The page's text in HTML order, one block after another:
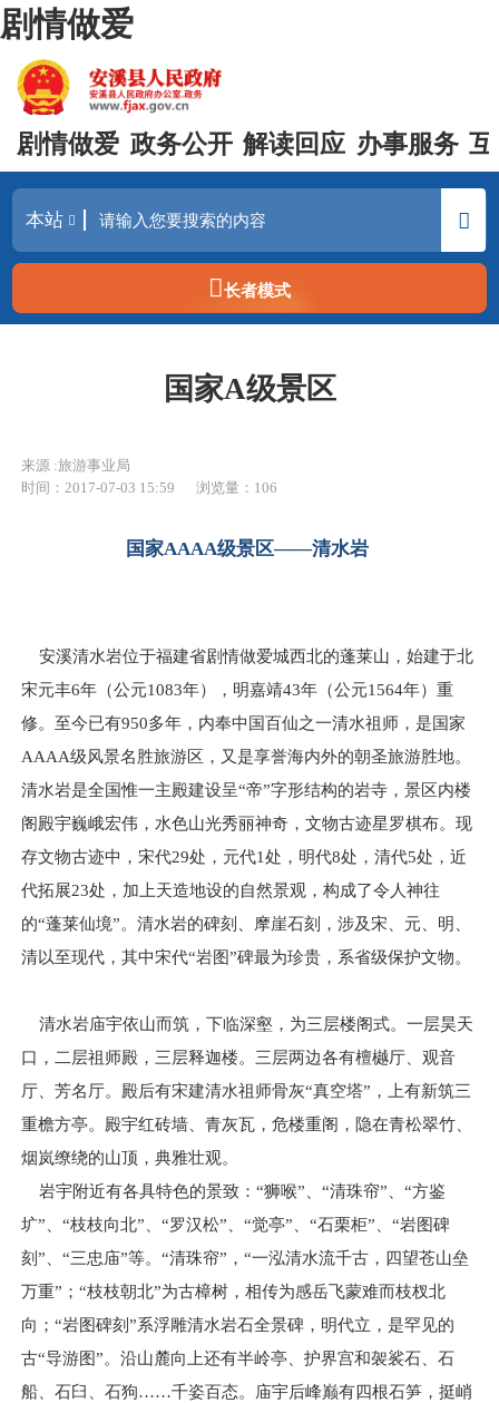
剧情做爱
剧情做爱 政务公开 解读回应 办事服务
长者模式
国家A级景区
来源 :旅游事业局
时间：2017-07-03 15:59
浏览量： 106
国家AAAA级景区——清水岩
安溪清水岩位于福建省剧情做爱城西北的蓬莱山，始建于北
宋元丰6年（公元1083年），明嘉靖43年（公元1564年）重
修。至今已有950多年，内奉中国百仙之一清水祖师，是国家
AAAA级风景名胜旅游区，又是享誉海内外的朝圣旅游胜地。
清水岩是全国惟一主殿建设呈“帝”字形结构的岩寺，景区内楼
阁殿宇巍峨宏伟，水色山光秀丽神奇，文物古迹星罗棋布。现
存文物古迹中，宋代29处，元代1处，明代8处，清代5处，近
代拓展23处，加上天造地设的自然景观，构成了令人神往
的“蓬莱仙境”。清水岩的碑刻、摩崖石刻，涉及宋、元、明、
清以至现代，其中宋代“岩图”碑最为珍贵，系省级保护文物。
清水岩庙宇依山而筑，下临深壑，为三层楼阁式。一层昊天
口，二层祖师殿，三层释迦楼。三层两边各有檀樾厅、观音
厅、芳名厅。殿后有宋建清水祖师骨灰“真空塔”，上有新筑三
重檐方亭。殿宇红砖墙、青灰瓦，危楼重阁，隐在青松翠竹、
烟岚缭绕的山顶，典雅壮观。
岩宇附近有各具特色的景致：“狮喉”、“清珠帘”、“方鉴
圹”、“枝枝向北”、“罗汉松”、“觉亭”、“石栗柜”、“岩图碑
刻”、“三忠庙”等。“清珠帘”，“一泓清水流千古，四望苍山垒
万重”；“枝枝朝北”为古樟树，相传为感岳飞蒙难而枝杈北
向；“岩图碑刻”系浮雕清水岩石全景碑，明代立，是罕见的
古“导游图”。沿山麓向上还有半岭亭、护界宫和袈裟石、石
船、石臼、石狗……千姿百态。庙宇后峰巅有四根石笋，挺峭